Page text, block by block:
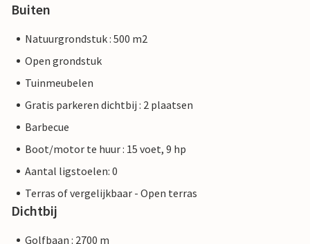
Buiten
Natuurgrondstuk : 500 m2
Open grondstuk
Tuinmeubelen
Gratis parkeren dichtbij : 2 plaatsen
Barbecue
Boot/motor te huur : 15 voet, 9 hp
Aantal ligstoelen: 0
Terras of vergelijkbaar - Open terras
Dichtbij
Golfbaan : 2700 m